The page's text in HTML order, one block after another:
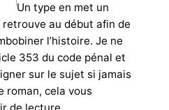
Un type en met un
retrouve au début afin de
l’histoire. Je ne
353 du code pénal et
sur le sujet si jamais
roman, cela vous